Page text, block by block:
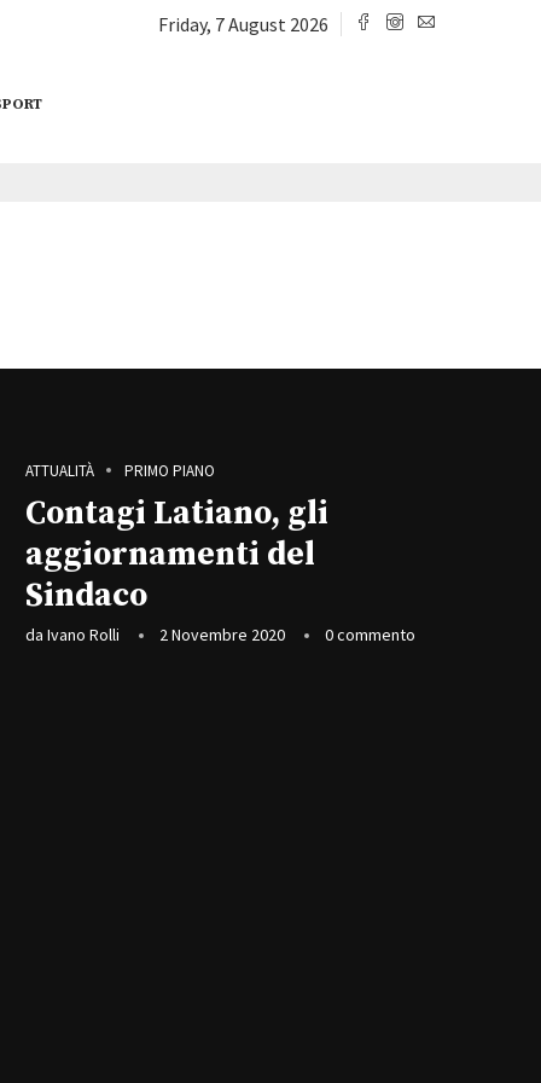
Friday, 7 August 2026
ATTUALITÀ PRIMO PIANO
Contagi Latiano, gli
aggiornamenti del
Sindaco
da Ivano Rolli 2 Novembre 2020 0 commento